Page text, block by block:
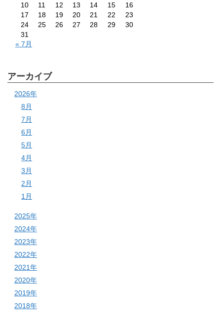
10
11 12 13 14 15
16
17
18 19 20 21 22
23
24
25 26 27 28 29
30
31
« 7月
アーカイブ
2026年
8月
7月
6月
5月
4月
3月
2月
1月
2025年
2024年
2023年
2022年
2021年
2020年
2019年
2018年